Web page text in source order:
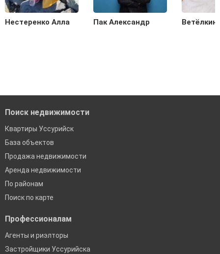
Нестеренко Алла Пак Александр
Поиск недвижимости
Квартиры Уссурийск
База объектов
Продажа недвижимости
Аренда недвижимости
По районам
Поиск по карте
Профессионалам
Агенты и риэлторы
Застройщики Уссурийска